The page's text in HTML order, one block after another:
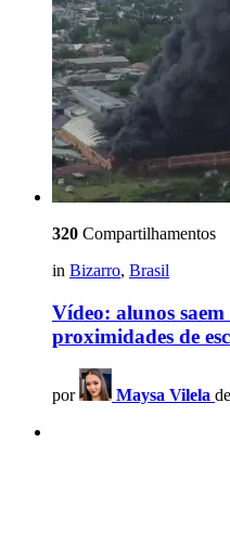
320 Compartilhamentos
in Bizarro, Brasil
Vídeo: alunos
proximidades de
por Maysa Vilela